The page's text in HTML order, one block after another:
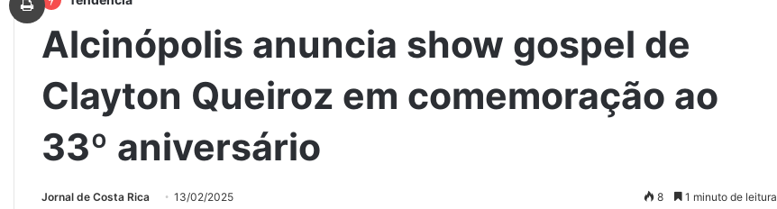
Alcinópolis anuncia show gospel de
Clayton Queiroz em comemoração ao
33º aniversário
Jornal de Costa Rica 13/02/2025 8 1 minuto de leitura